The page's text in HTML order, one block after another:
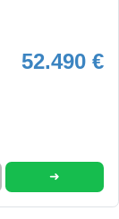
52.490 €
➜